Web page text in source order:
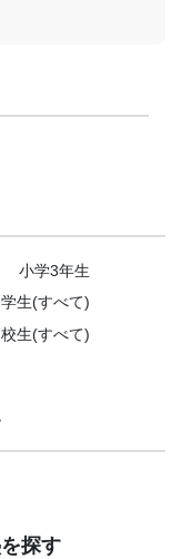
小学3年生
生(すべて)
生(すべて)
探す